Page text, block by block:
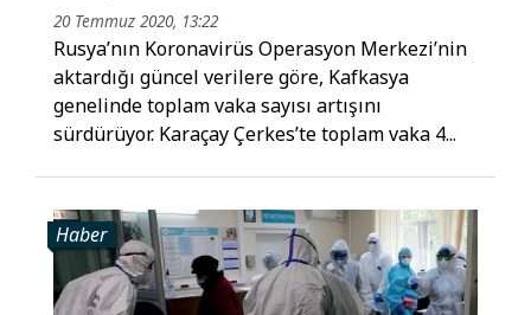
20 Temmuz 2020, 13:22
Rusya’nın Koronavirüs Operasyon Merkezi’nin
aktardığı güncel verilere göre, Kafkasya
genelinde toplam vaka sayısı artışını
sürdürüyor. Karaçay Çerkes’te toplam vaka 4...
Haber